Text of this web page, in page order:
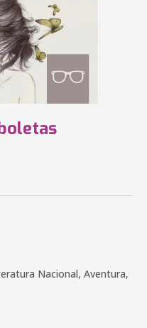
Nacional, Aventura,